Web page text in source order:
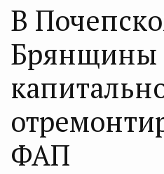
В
Брянщины
ФАП